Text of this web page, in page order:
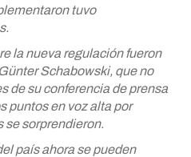
tuvo
la nueva regulación fueron
Schabowski, que no
de su conferencia de prensa
puntos en voz alta por
se sorprendieron.
país ahora se pueden